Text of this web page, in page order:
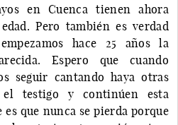
en Cuenca tienen ahora
Pero también es verdad
hace 25 años la
Espero que cuando
seguir cantando haya otras
el testigo y continúen esta
que nunca se pierda porque